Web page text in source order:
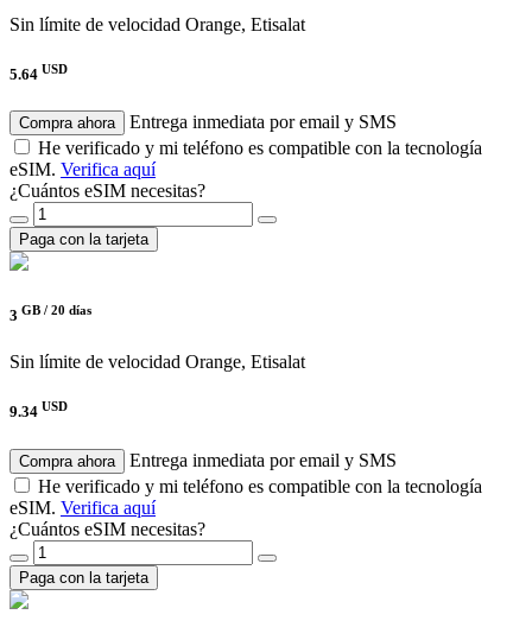
Sin límite de velocidad Orange, Etisalat
5.64 USD
Compra ahora
Entrega inmediata por email y SMS
He verificado y mi teléfono es compatible con la tecnología
eSIM. Verifica aquí
¿Cuántos eSIM necesitas?
Paga con la tarjeta
3 GB / 20 días
Sin límite de velocidad Orange, Etisalat
9.34 USD
Compra ahora
Entrega inmediata por email y SMS
He verificado y mi teléfono es compatible con la tecnología
eSIM. Verifica aquí
¿Cuántos eSIM necesitas?
Paga con la tarjeta